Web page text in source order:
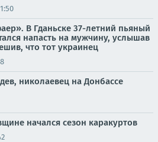
В Гданьске 37-летний пьяный
напасть на мужчину, услышав
что тот украинец
николаевец на Донбассе
начался сезон каракуртов